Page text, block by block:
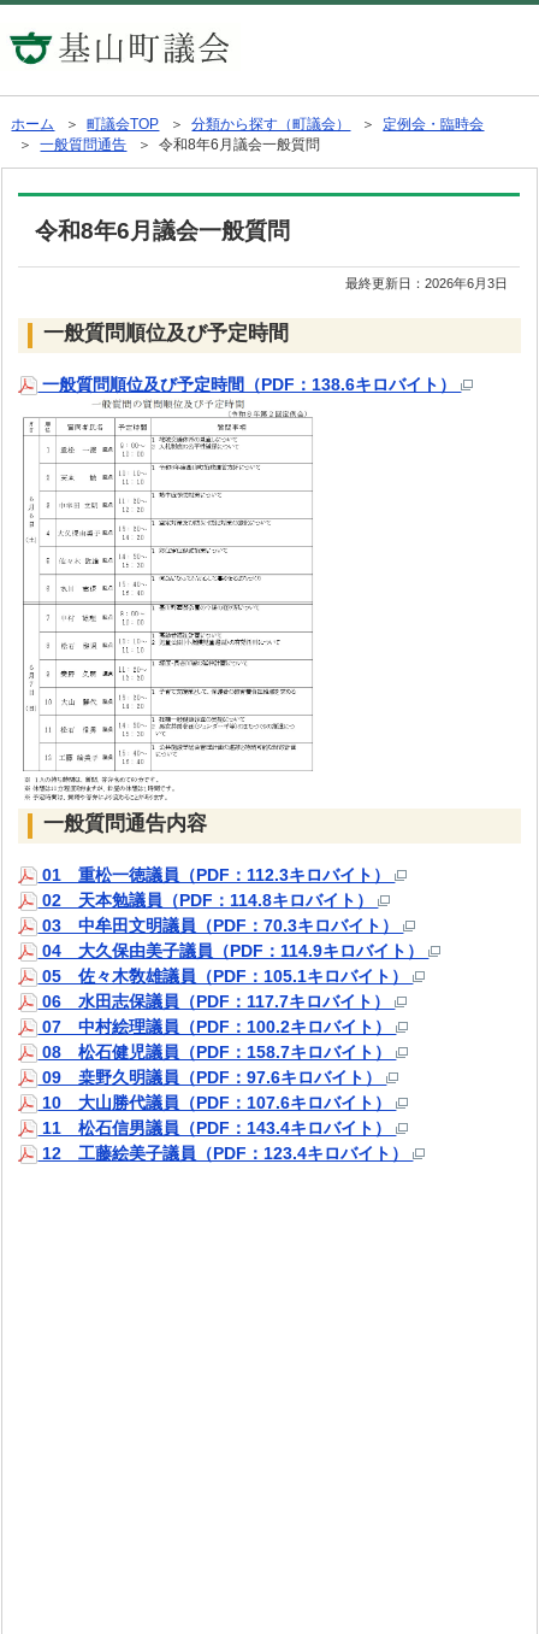
ホーム ＞町議会TOP ＞分類から探す（町議会） ＞ 定例会・臨時会
＞一般質問通告 ＞ 令和8年6月議会一般質問
令和8年6月議会一般質問
最終更新日：2026年6月3日
一般質問順位及び予定時間
一般質問順位及び予定時間（PDF：138.6キロバイト）
一般質問通告内容
01 重松一徳議員（PDF：112.3キロバイト）
02 天本勉議員（PDF：114.8キロバイト）
03 中牟田文明議員（PDF：70.3キロバイト）
04 大久保由美子議員（PDF：114.9キロバイト）
05 佐々木敎雄議員（PDF：105.1キロバイト）
06 水田志保議員（PDF：117.7キロバイト）
07 中村絵理議員（PDF：100.2キロバイト）
08 松石健児議員（PDF：158.7キロバイト）
09 桒野久明議員（PDF：97.6キロバイト）
10 大山勝代議員（PDF：107.6キロバイト）
11 松石信男議員（PDF：143.4キロバイト）
12 工藤絵美子議員（PDF：123.4キロバイト）